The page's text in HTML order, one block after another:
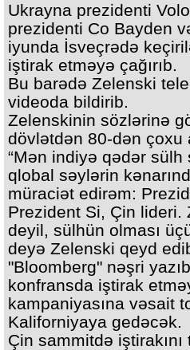
Ukrayna prezidenti
prezidenti Co Bayden
iyunda İsveçrədə
iştirak etməyə çağırıb.
Bu barədə Zelenski
videoda bildirib.
Zelenskinin sözlərinə
dövlətdən 80-dən çoxu
“Mən indiyə qədər
qlobal səylərin
müraciət edirəm:
Prezident Si, Çin lideri.
deyil, sülhün olması
deyə Zelenski qeyd
"Bloomberg" nəşri
konfransda iştirak
kampaniyasına vəsait
Kaliforniyaya gedəcək.
Çin sammitdə